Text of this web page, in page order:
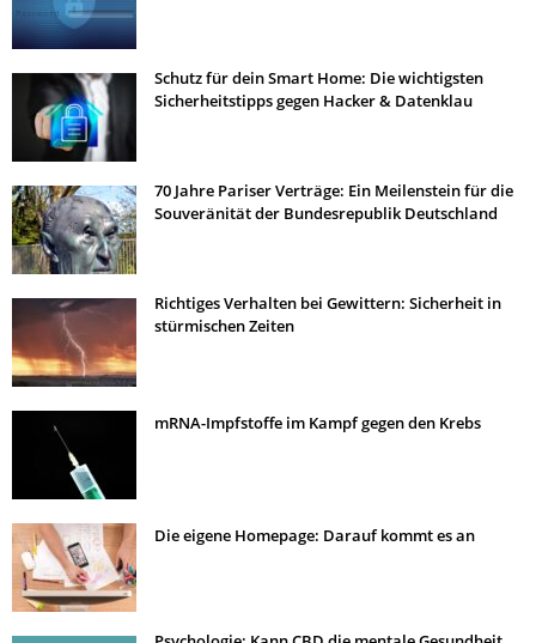
Schutz für dein Smart Home: Die wichtigsten
Sicherheitstipps gegen Hacker & Datenklau
70 Jahre Pariser Verträge: Ein Meilenstein für die
Souveränität der Bundesrepublik Deutschland
Richtiges Verhalten bei Gewittern: Sicherheit in
stürmischen Zeiten
mRNA-Impfstoffe im Kampf gegen den Krebs
Die eigene Homepage: Darauf kommt es an